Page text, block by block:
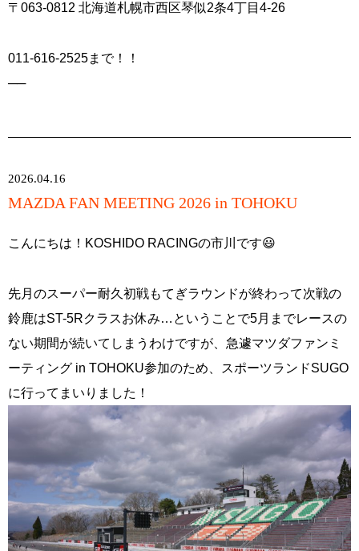
〒063-0812 北海道札幌市西区琴似2条4丁目4-26
011-616-2525まで！！
──
2026.04.16
MAZDA FAN MEETING 2026 in TOHOKU
こんにちは！KOSHIDO RACINGの市川です😃
先月のスーパー耐久初戦もてぎラウンドが終わって次戦の
鈴鹿はST-5Rクラスお休み…ということで5月までレースの
ない期間が続いてしまうわけですが、急遽マツダファンミ
ーティング in TOHOKU参加のため、スポーツランドSUGO
に行ってまいりました！